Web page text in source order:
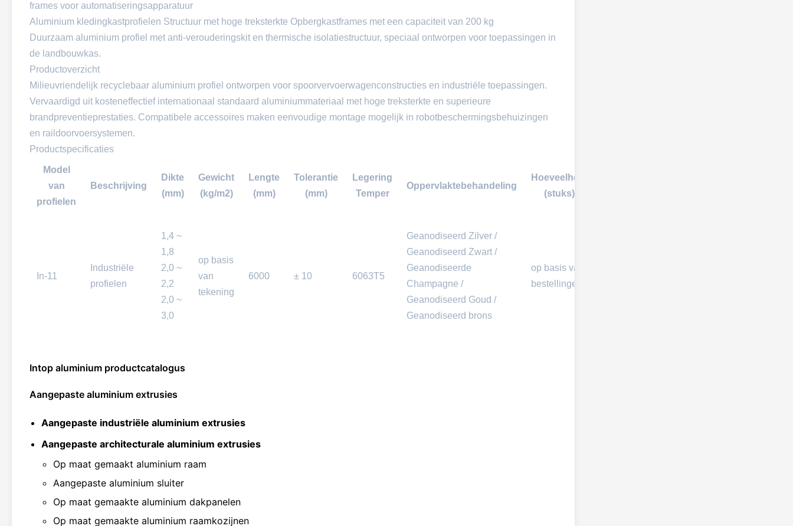
frames voor automatiseringsapparatuur
Aluminium kledingkastprofielen Structuur met hoge treksterkte Opbergkastframes met een capaciteit van 200 kg
Duurzaam aluminium profiel met anti-verouderingskit en thermische isolatiestructuur, speciaal ontworpen voor toepassingen in
de landbouwkas.
Productoverzicht
Milieuvriendelijk recyclebaar aluminium profiel ontworpen voor spoorvervoerwagenconstructies en industriële toepassingen.
Vervaardigd uit kosteneffectief internationaal standaard aluminiummateriaal met hoge treksterkte en superieure
brandpreventieprestaties. Compatibele accessoires maken eenvoudige montage mogelijk in robotbeschermingsbehuizingen
en raildoorvoersystemen.
Productspecificaties
Model
van
profielen
Beschrijving
Dikte
(mm)
Gewicht
(kg/m2)
Lengte
(mm)
Tolerantie
(mm)
Legering
Temper
Oppervlaktebehandeling
Hoeveelheid
(stuks)
In-11
Industriële
profielen
1,4 ~
1,8
2,0 ~
2,2
2,0 ~
3,0
op basis
van
tekening
6000 ± 10 6063T5
Geanodiseerd Zilver /
Geanodiseerd Zwart /
Geanodiseerde
Champagne /
Geanodiseerd Goud /
Geanodiseerd brons
op basis van
bestellingen
Intop aluminium productcatalogus
Aangepaste aluminium extrusies
Aangepaste industriële aluminium extrusies
Aangepaste architecturale aluminium extrusies
Op maat gemaakt aluminium raam
Aangepaste aluminium sluiter
Op maat gemaakte aluminium dakpanelen
Op maat gemaakte aluminium raamkozijnen